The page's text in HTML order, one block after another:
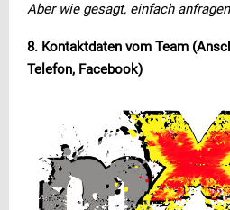
Aber wie gesagt, einfach anfragen
8. Kontaktdaten vom Team
Telefon, Facebook)